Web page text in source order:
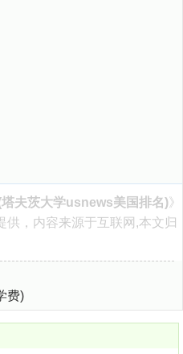
夫茨大学usnews美国排名)》
供，内容来源于互联网,本文归
费)